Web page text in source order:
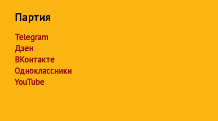
Партия
Telegram
Дзен
ВКонтакте
Одноклассники
YouTube